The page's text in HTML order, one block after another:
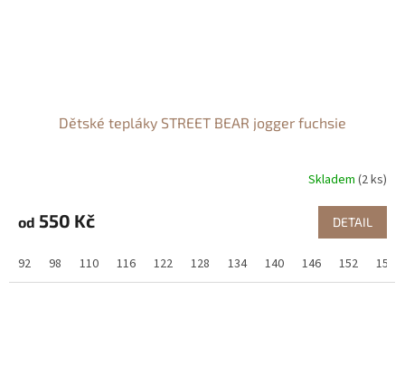
Dětské tepláky STREET BEAR jogger fuchsie
Skladem (2 ks)
od 550 Kč DETAIL
92 98 110 116 122 128 134 140 146 152 158